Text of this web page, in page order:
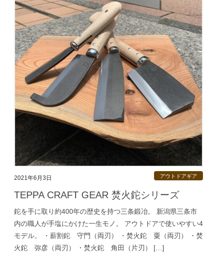
2021年6月3日 アウトドアギア
TEPPA CRAFT GEAR 焚火鉈シリーズ
鉈を手に取り約400年の歴史を持つ三条鍛冶。 新潟県三条市
内の職人が手塩にかけた一生モノ。 アウトドアで使いやすい4
モデル。 ・薪割鉈 守門（両刃） ・焚火鉈 粟（両刃） ・焚
火鉈 弥彦（両刃） ・焚火鉈 角田（片刃） […]